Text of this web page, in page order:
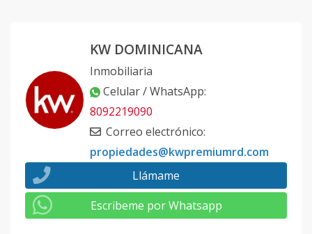
KW DOMINICANA
Inmobiliaria
Celular / WhatsApp:
8092219090
Correo electrónico:
propiedades@kwpremiumrd.com
Llámame
Escribeme por Whatsapp